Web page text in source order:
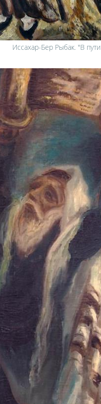
Иссахар-Бер Рыбак. "В